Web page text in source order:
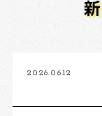
2026.06.12